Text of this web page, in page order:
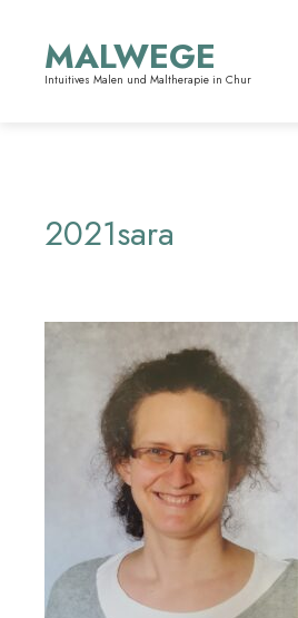
contentMALWEGE
Intuitives Malen und Maltherapie in Chur
2021sara